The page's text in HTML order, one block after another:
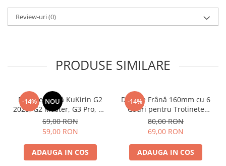
Review-uri(0)
PRODUSE SIMILARE
-14% NOU
Plăcuțe Frână KuKirin G2
2025, G2 Master, G3 Pro, G4
– Set 2 Bucăți (Față sau
Spate) Premium
69,00 RON
59,00 RON
ADAUGA IN COS
-14%
Disc de Frână 160mm cu 6
Găuri pentru Trotinete
Electrice KuKirin G4 (Model
2025) și KuKirin G2 –
80,00 RON
69,00 RON
ADAUGA IN COS